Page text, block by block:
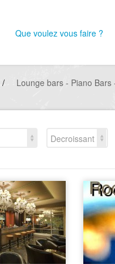
Que voulez vous faire ?
/ Lounge bars - Piano
Decroissant